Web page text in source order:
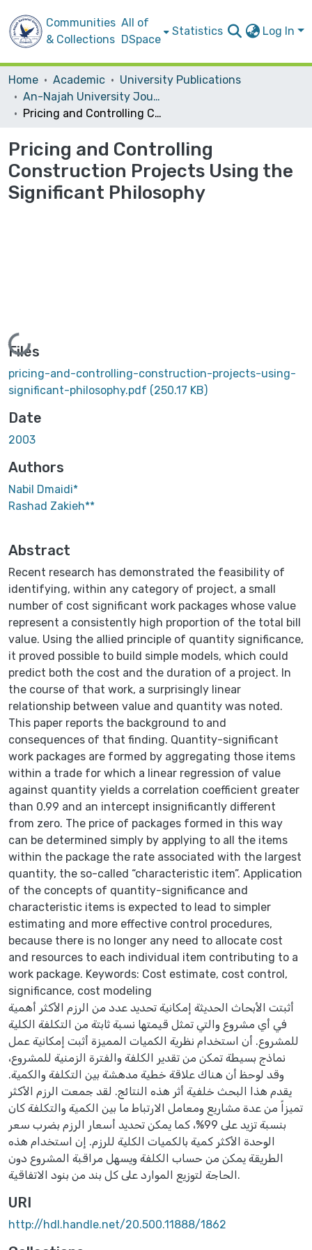
Communities
& Collections
All of
DSpace
Statistics Log In
Home Academic
University Publications
An-Najah University Journal for Research - A (Natural Sciences)
Pricing and Controlling Construction Projects Using the Significant Philosophy
Pricing and Controlling
Construction Projects Using the
Significant Philosophy
Loading...
Files
pricing-and-controlling-construction-projects-using-
significant-philosophy.pdf (250.17 KB)
Date
2003
Authors
Nabil Dmaidi*
Rashad Zakieh**
Abstract
Recent research has demonstrated the feasibility of
identifying, within any category of project, a small
number of cost significant work packages whose value
represent a consistently high proportion of the total bill
value. Using the allied principle of quantity significance,
it proved possible to build simple models, which could
predict both the cost and the duration of a project. In
the course of that work, a surprisingly linear
relationship between value and quantity was noted.
This paper reports the background to and
consequences of that finding. Quantity-significant
work packages are formed by aggregating those items
within a trade for which a linear regression of value
against quantity yields a correlation coefficient greater
than 0.99 and an intercept insignificantly different
from zero. The price of packages formed in this way
can be determined simply by applying to all the items
within the package the rate associated with the largest
quantity, the so-called “characteristic item”. Application
of the concepts of quantity-significance and
characteristic items is expected to lead to simpler
estimating and more effective control procedures,
because there is no longer any need to allocate cost
and resources to each individual item contributing to a
work package. Keywords: Cost estimate, cost control,
significance, cost modeling
أثبتت الأبحاث الحديثة إمكانية تحديد عدد من الرزم الأكثر أهمية
في أي مشروع والتي تمثل قيمتها نسبة ثابتة من التكلفة الكلية
للمشروع. أن استخدام نظرية الكميات المميزة أثبت إمكانية عمل
نماذج بسيطة تمكن من تقدير الكلفة والفترة الزمنية للمشروع،
وقد لوحظ أن هناك علاقة خطية مدهشة بين التكلفة والكمية.
يقدم هذا البحث خلفية أثر هذه النتائج. لقد جمعت الرزم الأكثر
تميزاً من عدة مشاريع ومعامل الارتباط ما بين الكمية والتكلفة كان
بنسبة تزيد على 99%، كما يمكن تحديد أسعار الرزم بضرب سعر
الوحدة الأكثر كمية بالكميات الكلية للرزم. إن استخدام هذه
الطريقة يمكن من حساب الكلفة ويسهل مراقبة المشروع دون
الحاجة لتوزيع الموارد على كل بند من بنود الاتفاقية.
URI
http://hdl.handle.net/20.500.11888/1862